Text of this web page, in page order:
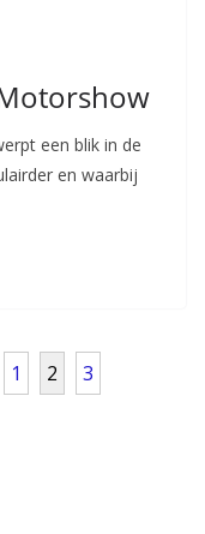
een blik in de
en waarbij
1 2
3